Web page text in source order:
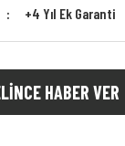
+4 Yıl Ek Garanti
HABER VER